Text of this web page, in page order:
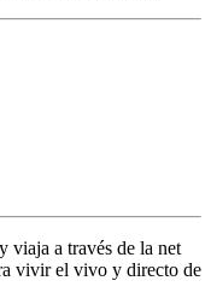
viaja a través de la net
vivir el vivo y directo de